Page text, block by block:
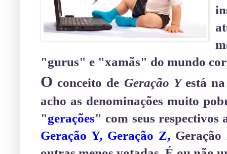
"gurus" e "xamãs" do mundo
O conceito de Geração Yestá
acho as denominações muito
"gerações" com seus respectivos
Geração Y, Geração Z,